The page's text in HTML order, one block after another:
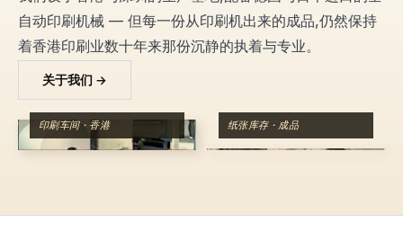
自动印刷机械 — 但每一份从印刷机出来的成品,仍然保持
着香港印刷业数十年来那份沉静的执着与专业。
关于我们 →
印刷车间 · 香港 纸张库存 · 成品